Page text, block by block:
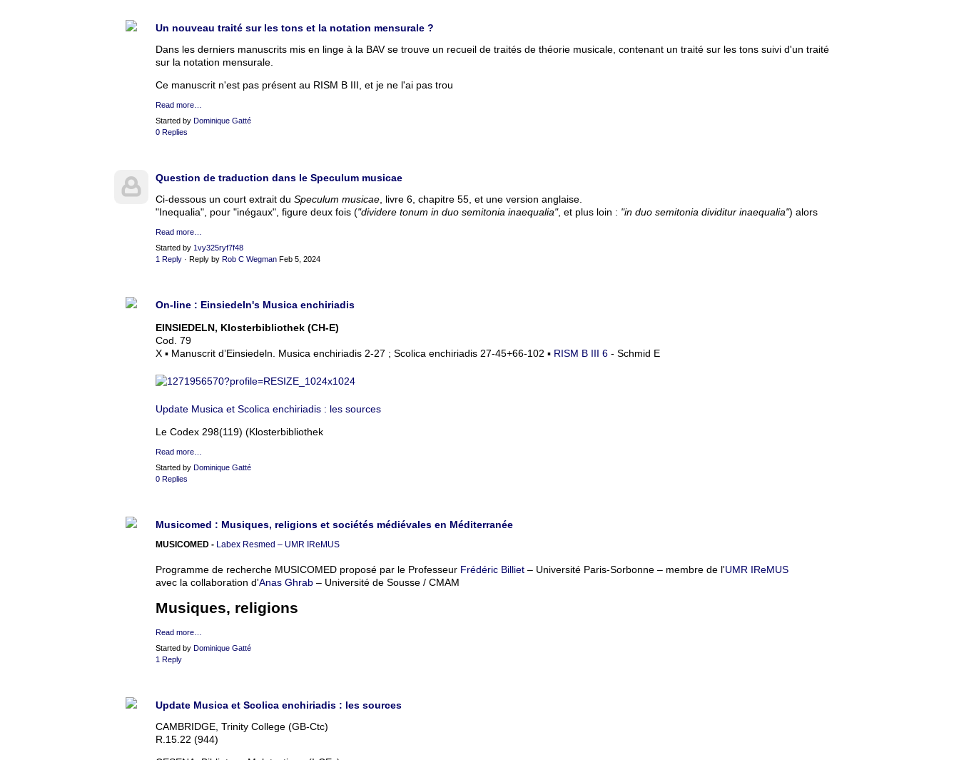
Un nouveau traité sur les tons et la notation mensurale ?
Dans les derniers manuscrits mis en linge à la BAV se trouve un recueil de traités de théorie musicale, contenant un traité sur les tons suivi d'un traité
sur la notation mensurale.
Ce manuscrit n'est pas présent au RISM B III, et je ne l'ai pas trou
Read more…
Started by Dominique Gatté
0 Replies
Question de traduction dans le Speculum musicae
Ci-dessous un court extrait du Speculum musicae, livre 6, chapitre 55, et une version anglaise.
"Inequalia", pour "inégaux", figure deux fois ("dividere tonum in duo semitonia inaequalia", et plus loin : "in duo semitonia dividitur inaequalia") alors
Read more…
Started by 1vy325ryf7f48
1 Reply · Reply by Rob C Wegman Feb 5, 2024
On-line : Einsiedeln's Musica enchiriadis
EINSIEDELN, Klosterbibliothek (CH-E)
Cod. 79
X ▪ Manuscrit d’Einsiedeln. Musica enchiriadis 2-27 ; Scolica enchiriadis 27-45+66-102 ▪ RISM B III 6 - Schmid E
Update Musica et Scolica enchiriadis : les sources
Le Codex 298(119) (Klosterbibliothek
Read more…
Started by Dominique Gatté
0 Replies
Musicomed : Musiques, religions et sociétés médiévales en Méditerranée
MUSICOMED - Labex Resmed – UMR IReMUS
Programme de recherche MUSICOMED proposé par le Professeur Frédéric Billiet – Université Paris-Sorbonne – membre de l'UMR IReMUS
avec la collaboration d'Anas Ghrab – Université de Sousse / CMAM
Musiques, religions
Read more…
Started by Dominique Gatté
1 Reply
Update Musica et Scolica enchiriadis : les sources
CAMBRIDGE, Trinity College (GB-Ctc)
R.15.22 (944)